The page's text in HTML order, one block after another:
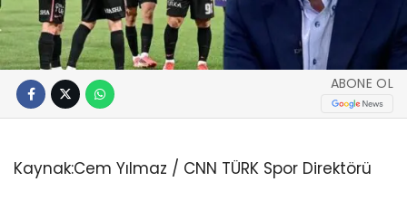
ABONE OL
Kaynak:Cem Yılmaz / CNN TÜRK Spor Direktörü